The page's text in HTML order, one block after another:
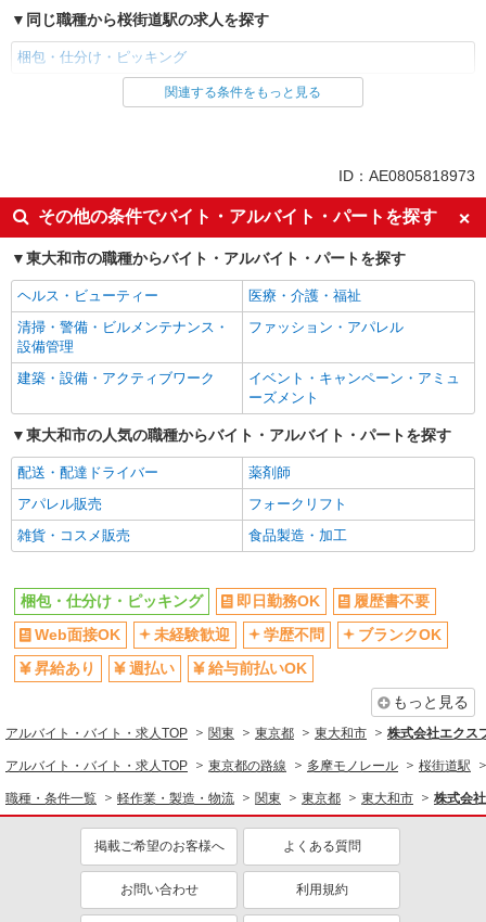
同じ職種から桜街道駅の求人を探す
梱包・仕分け・ピッキング
同じ雇用形態から桜街道駅の求人を探す
即日勤務OK
履歴書不要
Web面接OK
未経験歓迎
学歴不問
ブランクOK
昇給あり
週払い
給与前払いOK
駅直結・駅チカ
車通勤OK
バイク通勤OK
交通費支給
社会保険あり
同じ職種から求人を探す
軽作業・製造・物流
梱包・仕分け・ピッキング
未経験歓迎
車通勤OK
交通費支給
社会保険あり
関連する条件をもっと見る
ID：AE0805818973
その他の条件でバイト・アルバイト・パートを探す
東大和市の職種からバイト・アルバイト・パートを探す
ヘルス・ビューティー
医療・介護・福祉
清掃・警備・ビルメンテナンス・
設備管理
ファッション・アパレル
建築・設備・アクティブワーク
イベント・キャンペーン・アミュ
ーズメント
東大和市の人気の職種からバイト・アルバイト・パートを探す
配送・配達ドライバー
薬剤師
アパレル販売
フォークリフト
雑貨・コスメ販売
食品製造・加工
梱包・仕分け・ピッキング 即日勤務OK
履歴書不要
Web面接OK
未経験歓迎 学歴不問
ブランクOK
昇給あり
週払い
給与前払いOK
もっと見る
アルバイト・バイト・求人TOP 関東 東京都 東大和市 株式会社エクス
アルバイト・バイト・求人TOP 東京都の路線 多摩モノレール 桜街道駅
職種・条件一覧 軽作業・製造・物流 関東 東京都 東大和市 株式会
掲載ご希望のお客様へ よくある質問
お問い合わせ 利用規約